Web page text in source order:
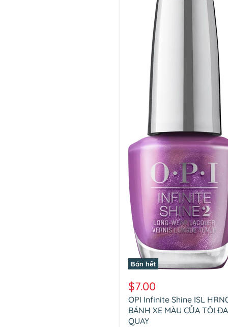
Bán hết
Infinite
Shine
ISL
HRN08
BÁNH
$7.00
OPI Infinite Shine ISL
BÁNH XE MÀU CỦA TÔI
QUAY